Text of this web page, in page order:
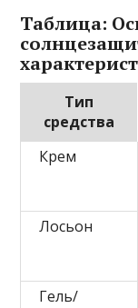
Таблица:
Тип
средства
Крем
Лосьон
Гель/